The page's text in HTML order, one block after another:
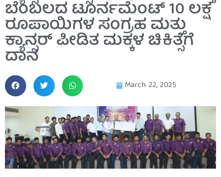
ಬೆಂಬಲದ ಟೂರ್ನಮೆಂಟ್ 10 ಲಕ್ಷ
ರೂಪಾಯಿಗಳ ಸಂಗ್ರಹ ಮತ್ತು
ಕ್ಯಾನ್ಸರ್ ಪೀಡಿತ ಮಕ್ಕಳ ಚಿಕಿತ್ಸೆಗೆ
ದಾನ
March 22, 2025